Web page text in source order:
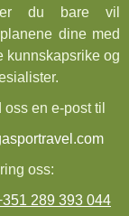
du bare vil
dine med
kunnskapsrike og
oss en e-post til
oss:
289 393 044